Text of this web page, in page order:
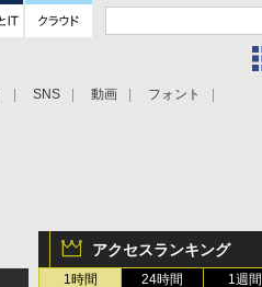
SNS 動画 フォント
アクセスランキング
1時間 24時間 1週間